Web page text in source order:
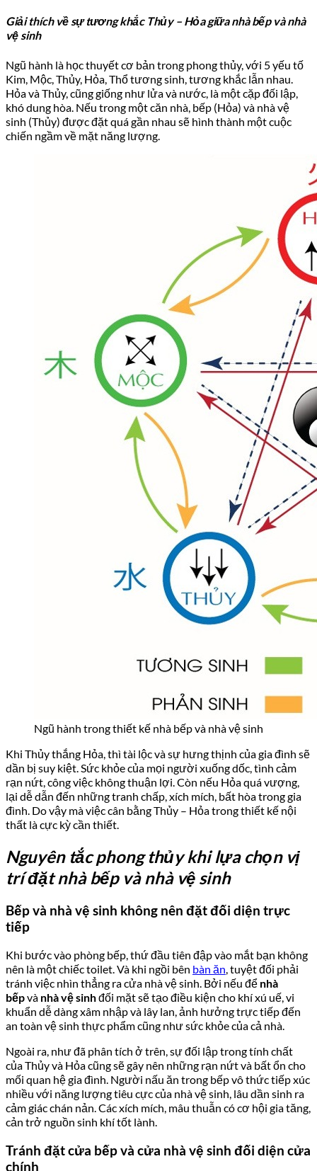
Giải thích về sự tương khắc Thủy – Hỏa giữa nhà bếp và nhà
vệ sinh
Ngũ hành là học thuyết cơ bản trong phong thủy, với 5 yếu tố
Kim, Mộc, Thủy, Hỏa, Thổ tương sinh, tương khắc lẫn nhau.
Hỏa và Thủy, cũng giống như lửa và nước, là một cặp đối lập,
khó dung hòa. Nếu trong một căn nhà, bếp (Hỏa) và nhà vệ
sinh (Thủy) được đặt quá gần nhau sẽ hình thành một cuộc
chiến ngầm về mặt năng lượng.
Ngũ hành trong thiết kế nhà bếp và nhà vệ sinh
Khi Thủy thắng Hỏa, thì tài lộc và sự hưng thịnh của gia đình sẽ
dần bị suy kiệt. Sức khỏe của mọi người xuống dốc, tình cảm
rạn nứt, công việc không thuận lợi. Còn nếu Hỏa quá vượng,
lại dễ dẫn đến những tranh chấp, xích mích, bất hòa trong gia
đình. Do vậy mà việc cân bằng Thủy – Hỏa trong thiết kế nội
thất là cực kỳ cần thiết.
Nguyên tắc phong thủy khi lựa chọn vị
trí đặt nhà bếp và nhà vệ sinh
Bếp và nhà vệ sinh không nên đặt đối diện trực
tiếp
Khi bước vào phòng bếp, thứ đầu tiên đập vào mắt bạn không
nên là một chiếc toilet. Và khi ngồi bên bàn ăn, tuyệt đối phải
tránh việc nhìn thẳng ra cửa nhà vệ sinh. Bởi nếu để nhà
bếpvà nhà vệ sinhđối mặt sẽ tạo điều kiện cho khí xú uế, vi
khuẩn dễ dàng xâm nhập và lây lan, ảnh hưởng trực tiếp đến
an toàn vệ sinh thực phẩm cũng như sức khỏe của cả nhà.
Ngoài ra, như đã phân tích ở trên, sự đối lập trong tính chất
của Thủy và Hỏa cũng sẽ gây nên những rạn nứt và bất ổn cho
mối quan hệ gia đình. Người nấu ăn trong bếp vô thức tiếp xúc
nhiều với năng lượng tiêu cực của nhà vệ sinh, lâu dần sinh ra
cảm giác chán nản. Các xích mích, mâu thuẫn có cơ hội gia tăng,
cản trở nguồn sinh khí tốt lành.
Tránh đặt cửa bếp và cửa nhà vệ sinh đối diện cửa
chính